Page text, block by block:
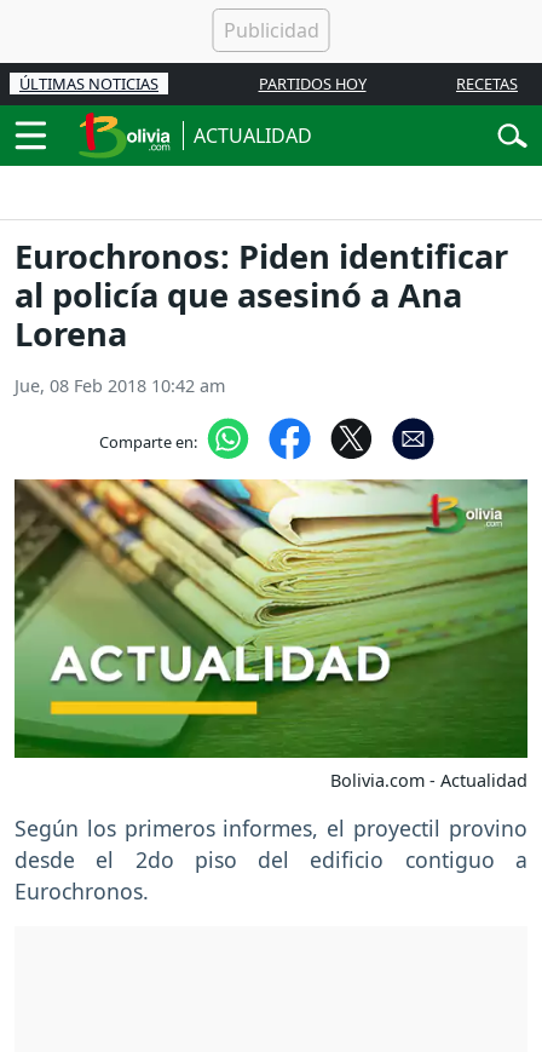
ÚLTIMAS NOTICIAS PARTIDOS HOY RECETAS
ACTUALIDAD
Eurochronos: Piden identificar
al policía que asesinó a Ana
Lorena
Jue, 08 Feb 2018 10:42 am
Comparte en:
Bolivia.com - Actualidad
Según los primeros informes, el proyectil provino
desde el 2do piso del edificio contiguo a
Eurochronos.